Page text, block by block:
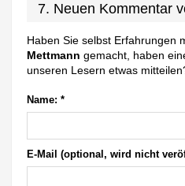
7. Neuen Kommentar
Haben Sie selbst Erfahrungen
Mettmann gemacht, haben
unseren Lesern etwas
Name: *
E-Mail (optional, wird nicht